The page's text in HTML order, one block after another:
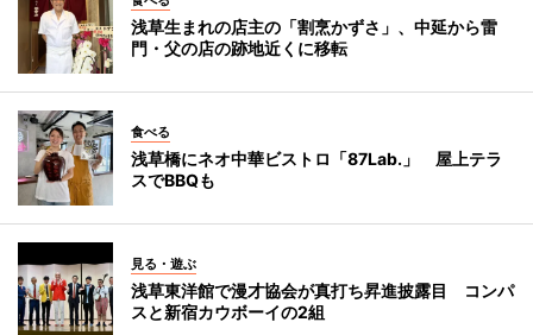
浅草生まれの店主の「割烹かずさ」、中延から雷
門・父の店の跡地近くに移転
食べる
浅草橋にネオ中華ビストロ「87Lab.」 屋上テラ
スでBBQも
見る・遊ぶ
浅草東洋館で漫才協会が真打ち昇進披露目 コンパ
スと新宿カウボーイの2組